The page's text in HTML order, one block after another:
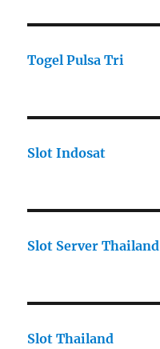
Togel Pulsa Tri
Slot Indosat
Slot Server Thailand
Slot Thailand